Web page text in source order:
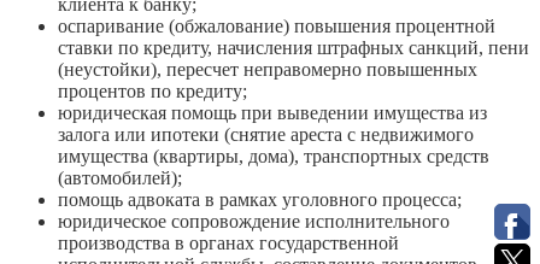
оспаривание (обжалование) повышения процентной
ставки по кредиту, начисления штрафных санкций, пени
(неустойки), пересчет неправомерно повышенных
процентов по кредиту;
юридическая помощь при выведении имущества из
залога или ипотеки (снятие ареста с недвижимого
имущества (квартиры, дома), транспортных средств
(автомобилей);
помощь адвоката в рамках уголовного процесса;
юридическое сопровождение исполнительного
производства в органах государственной